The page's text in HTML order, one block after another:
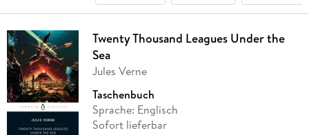
Twenty Thousand Leagues Under the
Sea
Jules Verne
Taschenbuch
Sprache: Englisch
Sofort lieferbar